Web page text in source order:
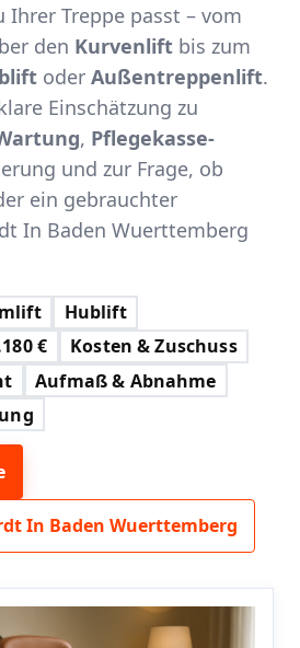
Ihrer Treppe passt – vom
den Kurvenlift bis zum
oder Außentreppenlift.
Einschätzung zu
, Pflegekasse-
und zur Frage, ob
ein gebrauchter
In Baden Wuerttemberg
Hublift
€
Kosten & Zuschuss
Aufmaß & Abnahme
In Baden Wuerttemberg